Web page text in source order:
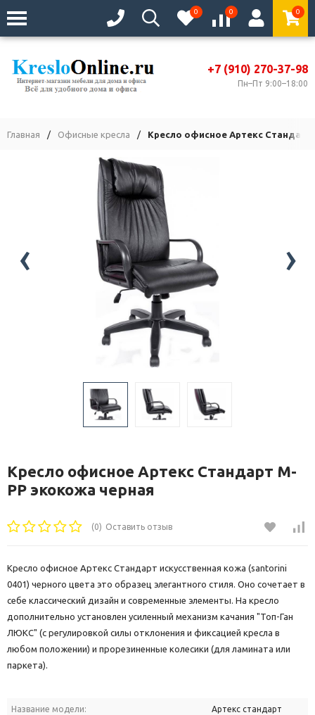
0 0 0
+7 (910) 270-37-98
Пн–Пт 9:00–18:00
Главная / Офисные кресла / Кресло офисное Артекс
‹ ›
Кресло офисное Артекс Стандарт М-
РР экокожа черная
(0) Оставить отзыв
Кресло офисное Артекс Стандарт искусственная кожа (santorini
0401) черного цвета это образец элегантного стиля. Оно сочетает в
себе классический дизайн и современные элементы. На кресло
дополнительно установлен усиленный механизм качания "Топ-Ган
ЛЮКС" (с регулировкой силы отклонения и фиксацией кресла в
любом положении) и прорезиненные колесики (для ламината или
паркета).
Название модели: Артекс стандарт